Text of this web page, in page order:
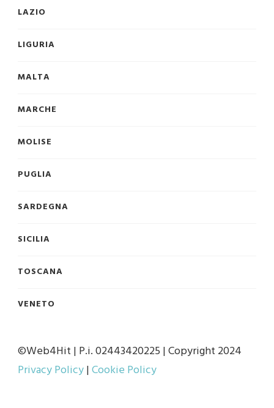
LAZIO
LIGURIA
MALTA
MARCHE
MOLISE
PUGLIA
SARDEGNA
SICILIA
TOSCANA
VENETO
©Web4Hit | P.i. 02443420225 | Copyright 2024
Privacy Policy|Cookie Policy